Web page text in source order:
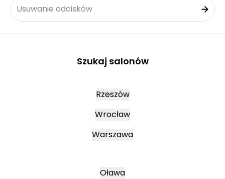
Usuwanie odcisków
Szukaj salonów
Rzeszów
Wrocław
Warszawa
Oława